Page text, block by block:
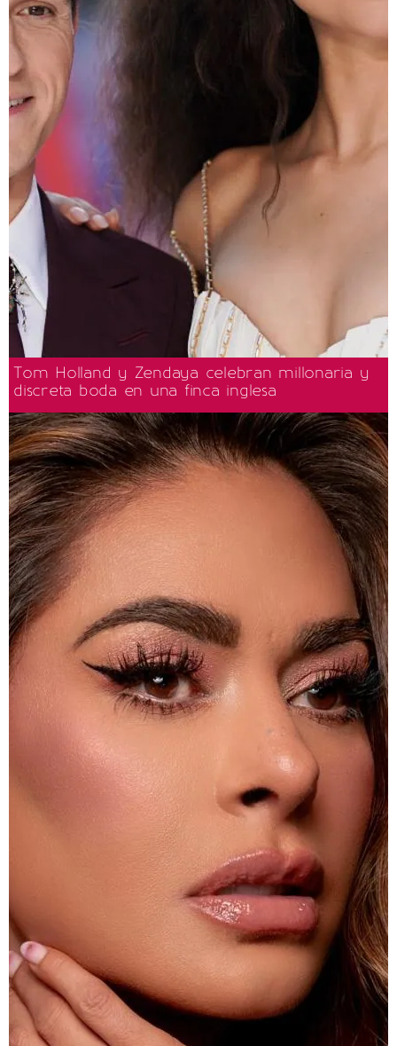
Tom Holland y Zendaya celebran millonaria y
discreta boda en una finca inglesa